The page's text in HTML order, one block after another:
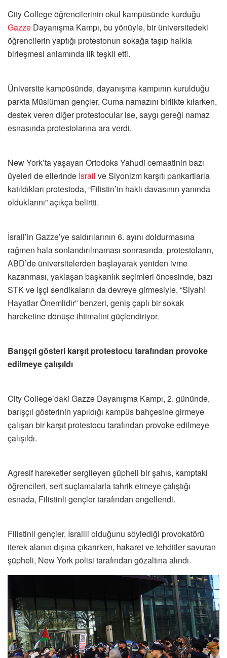
City College öğrencilerinin okul kampüsünde kurduğu
Gazze Dayanışma Kampı, bu yönüyle, bir üniversitedeki
öğrencilerin yaptığı protestonun sokağa taşıp halkla
birleşmesi anlamında ilk̇ teşkil etti̇.
Üniversite kampüsünde, dayanışma kampının kurulduğu
parkta Müslüman gençler, Cuma namazını birlikte kılarken,
destek veren diğer protestocular ise, saygı gereği namaz
esnasında protestolarına ara verdi.
New York’ta yaşayan Ortodoks Yahudi cemaatinin bazı
üyeleri de ellerinde İsrail ve Siyonizm karşıtı pankartlarla
katıldıkları protestoda, “Filistin’in haklı davasının yanında
olduklarını” açıkça belirtti.
İsrail’in Gazze’ye saldırılarının 6. ayını doldurmasına
rağmen hala sonlandırılmaması sonrasında, protestoların,
ABD’de üniversitelerden başlayarak yeniden ivme
kazanması, yaklaşan başkanlık seçimleri öncesinde, bazı
STK ve işçi sendikaların da devreye girmesiyle, “Siyahi
Hayatlar Önemlidir” benzeri, geniş çaplı bir sokak
hareketine dönüşe ihtimalini güçlendiriyor.
Barışçıl gösteri karşıt protestocu tarafından provoke
edilmeye çalışıldı
City College’daki Gazze Dayanışma Kampı, 2. gününde,
barışçıl gösterinin yapıldığı kampüs bahçesine girmeye
çalışan bir karşıt protestocu tarafından provoke edilmeye
çalışıldı.
Agresif hareketler sergileyen şüpheli bir şahıs, kamptaki
öğrencileri, sert suçlamalarla tahrik etmeye çalıştığı
esnada, Filistinli gençler tarafından engellendi.
Filistinli gençler, İsrailli olduğunu söylediği provokatörü
iterek alanın dışına çıkarırken, hakaret ve tehditler savuran
şüpheli, New York polisi tarafından gözaltına alındı.